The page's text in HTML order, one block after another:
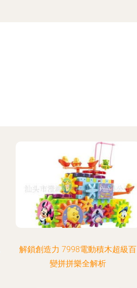
解鎖創造力 7998電動積木超級百
變拼拼樂全解析